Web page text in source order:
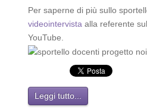
Per saperne di più sullo
videointervista alla referente
YouTube.
Leggi tutto...